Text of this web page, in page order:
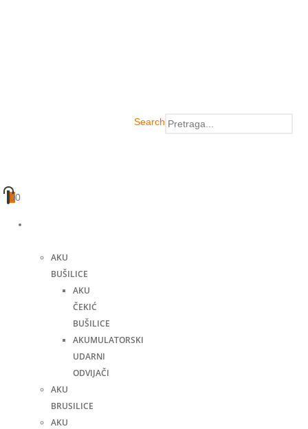
Search
00
AKU
BUŠILICE
AKU
ČEKIĆ
BUŠILICE
AKUMULATORSKI
UDARNI
ODVIJAČI
AKU
BRUSILICE
AKU